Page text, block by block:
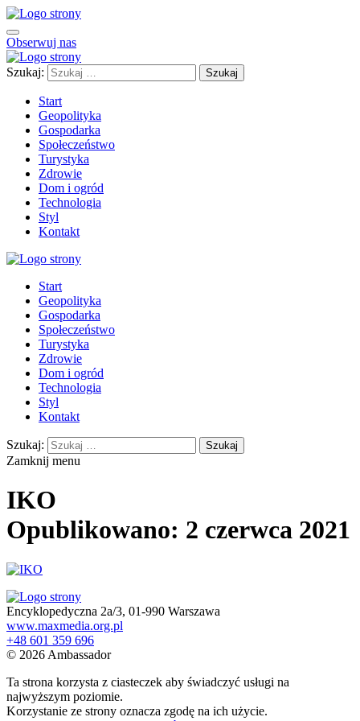
Obserwuj nas
Szukaj:
Start
Geopolityka
Gospodarka
Społeczeństwo
Turystyka
Zdrowie
Dom i ogród
Technologia
Styl
Kontakt
Start
Geopolityka
Gospodarka
Społeczeństwo
Turystyka
Zdrowie
Dom i ogród
Technologia
Styl
Kontakt
Szukaj:
Zamknij menu
IKO
Opublikowano: 2 czerwca 2021
Encyklopedyczna 2a/3, 01-990 Warszawa
www.maxmedia.org.pl
+48 601 359 696
© 2026 Ambassador
Ta strona korzysta z ciasteczek aby świadczyć usługi na
najwyższym poziomie.
Korzystanie ze strony oznacza zgodę na ich użycie.